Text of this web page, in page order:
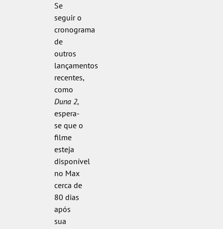
Se
seguir o
cronograma
de
outros
lançamentos
recentes,
como
Duna 2,
espera-
se que o
filme
esteja
disponível
no Max
cerca de
80 dias
após
sua